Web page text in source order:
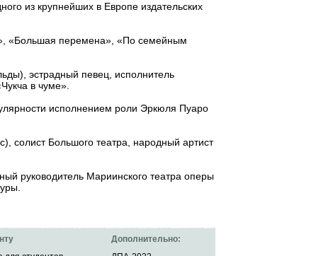
из крупнейших в Европе издательских
«Большая перемена», «По семейным
эстрадный певец, исполнитель
в чуме».
исполнением роли Эркюля Пуаро
солист Большого театра, народный артист
руководитель Мариинского театра оперы
Дополнительно: